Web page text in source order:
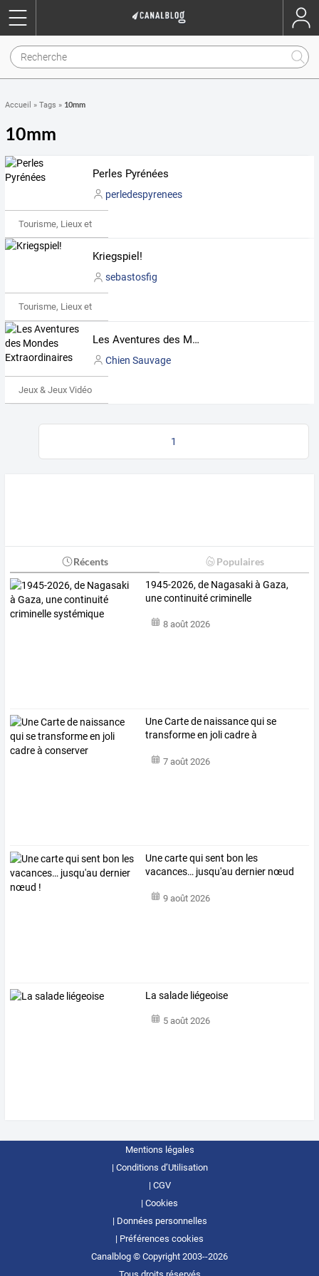
Accueil » Tags » 10mm
10mm
Perles Pyrénées
perledespyrenees
Tourisme, Lieux et Événements
Kriegspiel!
sebastosfig
Tourisme, Lieux et Événements
Les Aventures des Mondes Extraordinaires
Chien Sauvage
Jeux & Jeux Vidéo
1
Récents Populaires
1945-2026, de Nagasaki à Gaza,
une continuité criminelle
8 août 2026
Une Carte de naissance qui se
transforme en joli cadre à
7 août 2026
Une carte qui sent bon les
vacances… jusqu'au dernier nœud
9 août 2026
La salade liégeoise
5 août 2026
Mentions légales
Conditions d’Utilisation
CGV
Cookies
Données personnelles
Préférences cookies
Canalblog © Copyright 2003--2026